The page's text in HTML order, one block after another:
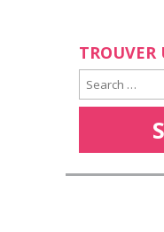
TROUVER